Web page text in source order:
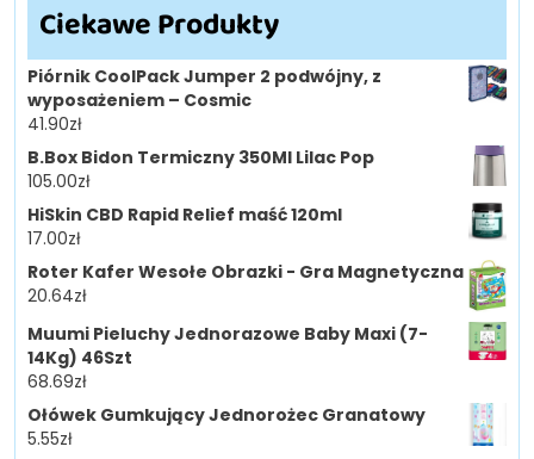
Ciekawe Produkty
Piórnik CoolPack Jumper 2 podwójny, z
wyposażeniem – Cosmic
41.90zł
B.Box Bidon Termiczny 350Ml Lilac Pop
105.00zł
HiSkin CBD Rapid Relief maść 120ml
17.00zł
Roter Kafer Wesołe Obrazki - Gra Magnetyczna
20.64zł
Muumi Pieluchy Jednorazowe Baby Maxi (7-
14Kg) 46Szt
68.69zł
Ołówek Gumkujący Jednorożec Granatowy
5.55zł